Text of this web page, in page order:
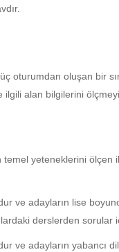
oturumdan oluşan bir
alan bilgilerini
temel yeteneklerini ölçen
ve adayların lise
derslerden sorular
ve adayların yabancı